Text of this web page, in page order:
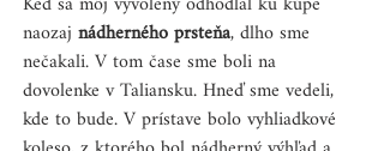
naozaj nádherného prsteňa, dlho sme
nečakali. V tom čase sme boli na
dovolenke v Taliansku. Hneď sme vedeli,
kde to bude. V prístave bolo vyhliadkové